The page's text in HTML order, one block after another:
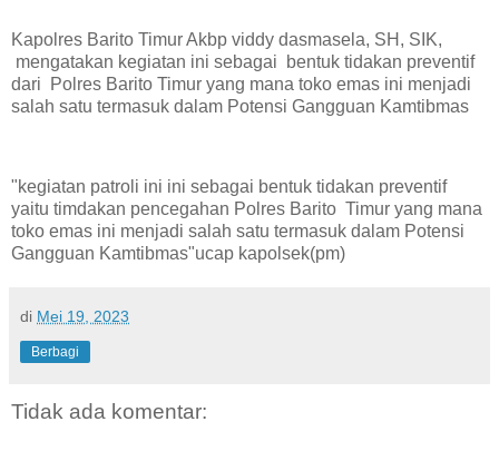
Kapolres Barito Timur Akbp viddy dasmasela, SH, SIK,
mengatakan kegiatan ini sebagai bentuk tidakan preventif
dari Polres Barito Timur yang mana toko emas ini menjadi
salah satu termasuk dalam Potensi Gangguan Kamtibmas
"kegiatan patroli ini ini sebagai bentuk tidakan preventif
yaitu timdakan pencegahan Polres Barito Timur yang mana
toko emas ini menjadi salah satu termasuk dalam Potensi
Gangguan Kamtibmas"ucap kapolsek(pm)
di Mei 19, 2023
Berbagi
Tidak ada komentar: